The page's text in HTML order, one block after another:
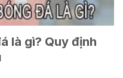
là gì? Quy định